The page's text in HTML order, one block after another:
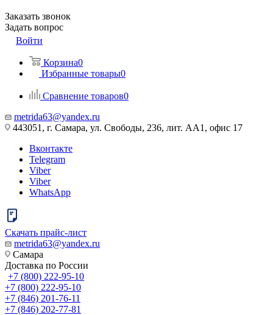
Заказать звонок
Задать вопрос
Войти
Корзина0
Избранные товары0
Сравнение товаров0
metrida63@yandex.ru
443051, г. Самара, ул. Свободы, 236, лит. АА1, офис 17
Вконтакте
Telegram
Viber
Viber
WhatsApp
Скачать прайс-лист
metrida63@yandex.ru
Самара
Доставка по России
+7 (800) 222-95-10
+7 (800) 222-95-10
+7 (846) 201-76-11
+7 (846) 202-77-81